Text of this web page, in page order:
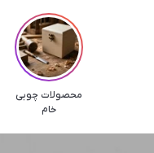
محصولات چوبی
خام